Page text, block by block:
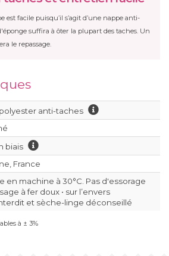
est facile puisqu’il s’agit d’une nappe anti-
suffira à ôter la plupart des taches. Un
le repassage.
anti-taches
biais
France
en machine à 30°C. Pas d'essorage
à fer doux • sur l’envers
et sèche-linge déconseillé
à ± 3%